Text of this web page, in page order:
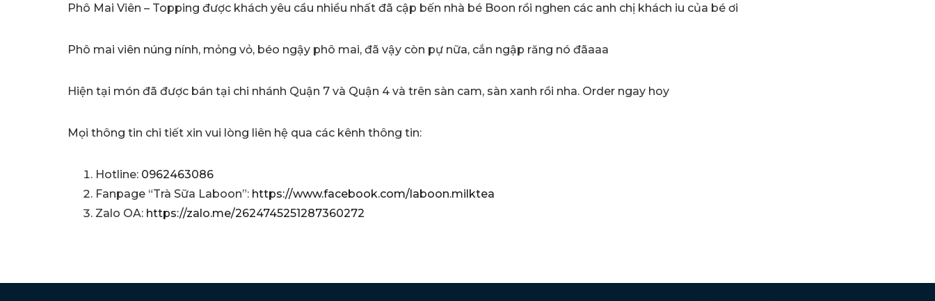
Phô Mai Viên – Topping được khách yêu cầu nhiều nhất đã cập bến nhà bé Boon rồi nghen các anh chị khách iu của bé ơi
Phô mai viên núng nính, mỏng vỏ, béo ngậy phô mai, đã vậy còn pự nữa, cắn ngập răng nó đãaaa
Hiện tại món đã được bán tại chi nhánh Quận 7 và Quận 4 và trên sàn cam, sàn xanh rồi nha. Order ngay hoy
Mọi thông tin chi tiết xin vui lòng liên hệ qua các kênh thông tin:
Hotline: 0962463086
Fanpage “Trà Sữa Laboon”: https://www.facebook.com/laboon.milktea
Zalo OA: https://zalo.me/2624745251287360272